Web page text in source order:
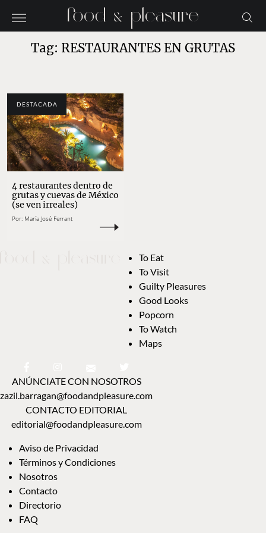
Tag: RESTAURANTES EN GRUTAS
DESTACADA
4 restaurantes dentro de
grutas y cuevas de México
(se ven irreales)
Por: María José Ferrant
To Eat
To Visit
Guilty Pleasures
Good Looks
Popcorn
To Watch
Maps
ANÚNCIATE CON NOSOTROS
zazil.barragan@foodandpleasure.com
CONTACTO EDITORIAL
editorial@foodandpleasure.com
Aviso de Privacidad
Términos y Condiciones
Nosotros
Contacto
Directorio
FAQ